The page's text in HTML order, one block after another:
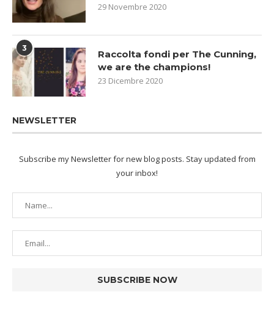
29 Novembre 2020
3
Raccolta fondi per The Cunning,
we are the champions!
23 Dicembre 2020
NEWSLETTER
Subscribe my Newsletter for new blog posts. Stay updated from
your inbox!